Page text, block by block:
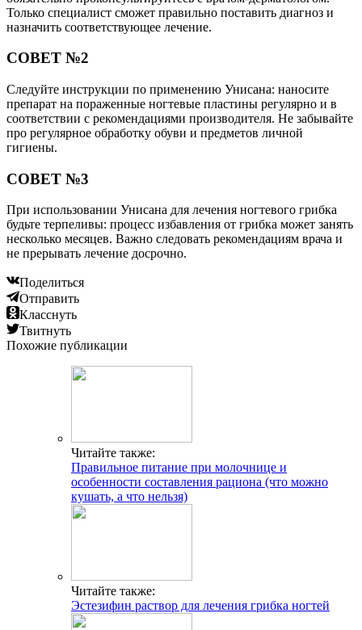
Только специалист сможет правильно поставить диагноз и
назначить соответствующее лечение.
СОВЕТ №2
Следуйте инструкции по применению Унисана: наносите
препарат на пораженные ногтевые пластины регулярно и в
соответствии с рекомендациями производителя. Не забывайте
про регулярное обработку обуви и предметов личной
гигиены.
СОВЕТ №3
При использовании Унисана для лечения ногтевого грибка
будьте терпеливы: процесс избавления от грибка может занять
несколько месяцев. Важно следовать рекомендациям врача и
не прерывать лечение досрочно.
Поделиться
Отправить
Класснуть
Твитнуть
Похожие публикации
Читайте также:
Правильное питание при молочнице и
особенности составления рациона (что можно
кушать, а что нельзя)
Читайте также:
Эстезифин раствор для лечения грибка ногтей